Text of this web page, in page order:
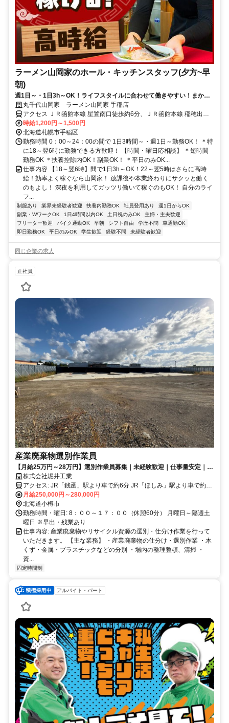
ラーメン山岡家のホール・キッチンスタッフ(夕方~早
朝)
週1日～・1日3h～OK！ライフスタイルに合わせて働きやすい！まかな
いで食費も節約！土日祝のみOK！
丸千代山岡家 ラーメン山岡家 手稲店
アクセス ＪＲ函館本線 星置南口徒歩約6分、ＪＲ函館本線 稲穂出入
口2徒歩約17分、ＪＲ函館本線 ほしみ出入口1徒歩約21分 星置駅より
車で約1分
時給1,200円～1,500円
北海道札幌市手稲区
勤務時間 0：00～24：00の間で 1日3時間～・週1日～勤務OK！ ＊特
に18～翌6時に勤務できる方歓迎！ 【時間・曜日応相談】 ＊短時間
勤務OK ＊扶養控除内OK！副業OK！ ＊平日のみOK...
仕事内容 【18～翌6時】間で1日3h～OK！22～翌5時はさらに高時
給！効率よく稼ぐなら山岡家！ 放課後や本業終わりにサクッと働く
のもよし！ 深夜を利用してガッツリ働いて稼ぐのもOK！ 自分のライ
フ...
制服あり 業界未経験者歓迎 扶養内勤務OK 社員登用あり
週1日からOK
副業・WワークOK
1日4時間以内OK 土日祝のみOK
主婦・主夫歓迎
フリーター歓迎
バイク通勤OK 早朝 シフト自由 学歴不問
車通勤OK
即日勤務OK
平日のみOK 学生歓迎 経験不問 未経験者歓迎
同じ企業の求人
正社員
産業廃棄物選別作業員
【月給25万円～28万円】選別作業員募集｜未経験歓迎｜仕事量安定｜昇
給実績あり
株式会社堀井工業
アクセス: JR「銭函」駅より車で約6分 JR「ほしみ」駅より車で約8
分 JR「星置」駅より車で約11分 ※札幌市北区・手稲区より車で約10
～30分
月給250,000円～280,000円
北海道小樽市
勤務時間・曜日: 8：００～１７：００（休憩60分） 月曜日～隔週土
曜日 ※早出・残業あり
仕事内容: 産業廃棄物やリサイクル資源の選別・仕分け作業を行って
いただきます。 【主な業務】 ・産業廃棄物の仕分け・選別作業 ・木
くず・金属・プラスチックなどの分別 ・場内の整理整頓、清掃 ・
資...
固定時間制
アルバイト・パート